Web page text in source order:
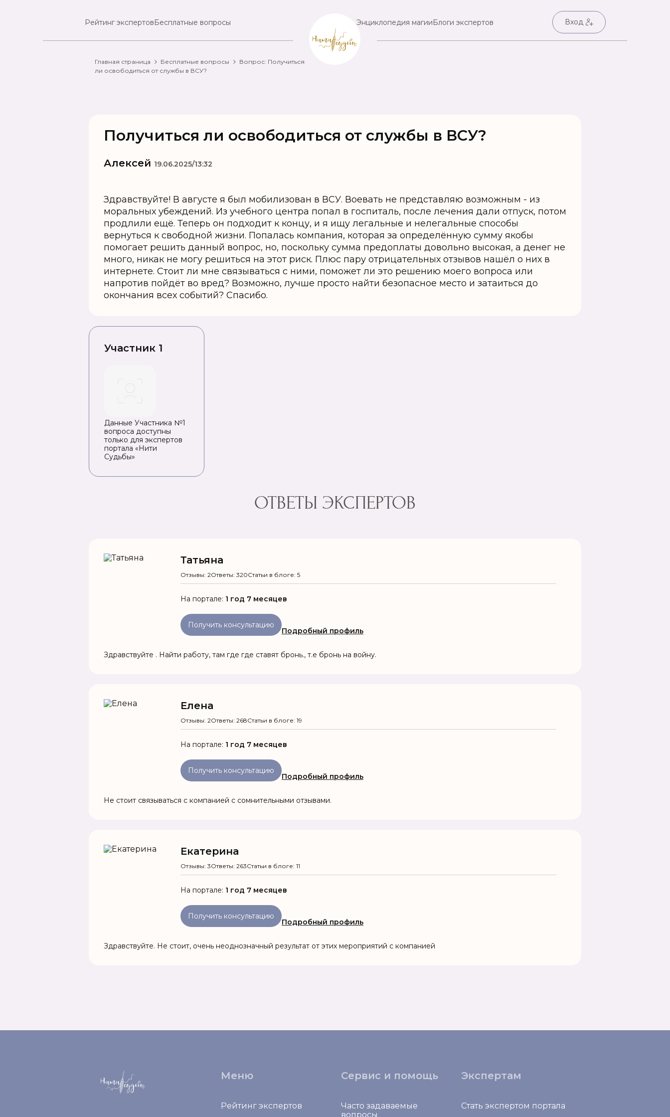
Рейтинг экспертовБесплатные вопросы Энциклопедия магииБлоги экспертов Вход
Главная страница Бесплатные вопросы
Вопрос: Получиться
ли освободиться от службы в ВСУ?
Получиться ли освободиться от службы в ВСУ?
Алексей 19.06.2025/13:32
Здравствуйте! В августе я был мобилизован в ВСУ. Воевать не представляю возможным - из
моральных убеждений. Из учебного центра попал в госпиталь, после лечения дали отпуск, потом
продлили ещё. Теперь он подходит к концу, и я ищу легальные и нелегальные способы
вернуться к свободной жизни. Попалась компания, которая за определённую сумму якобы
помогает решить данный вопрос, но, поскольку сумма предоплаты довольно высокая, а денег не
много, никак не могу решиться на этот риск. Плюс пару отрицательных отзывов нашёл о них в
интернете. Стоит ли мне связываться с ними, поможет ли это решению моего вопроса или
напротив пойдёт во вред? Возможно, лучше просто найти безопасное место и затаиться до
окончания всех событий? Спасибо.
Участник 1
Данные Участника №1
вопроса доступны
только для экспертов
портала «Нити
Судьбы»
ОТВЕТЫ ЭКСПЕРТОВ
Татьяна
Отзывы: 2Ответы: 320Статьи в блоге: 5
На портале: 1 год 7 месяцев
Получить консультацию
Подробный профиль
Здравствуйте . Найти работу, там где где ставят бронь., т.е бронь на войну.
Елена
Отзывы: 2Ответы: 268Статьи в блоге: 19
На портале: 1 год 7 месяцев
Получить консультацию
Подробный профиль
Не стоит связываться с компанией с сомнительными отзывами.
Екатерина
Отзывы: 3Ответы: 263Статьи в блоге: 11
На портале: 1 год 7 месяцев
Получить консультацию
Подробный профиль
Здравствуйте. Не стоит, очень неоднозначный результат от этих мероприятий с компанией
Меню
Рейтинг экспертов
Сервис и помощь
Часто задаваемые
вопросы
Экспертам
Стать экспертом портала